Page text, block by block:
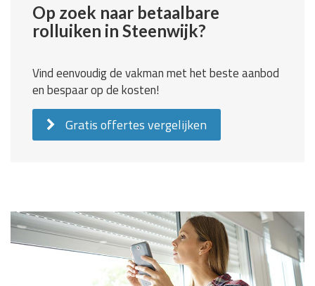
Op zoek naar betaalbare
rolluiken in Steenwijk?
Vind eenvoudig de vakman met het beste aanbod
en bespaar op de kosten!
Gratis offertes vergelijken